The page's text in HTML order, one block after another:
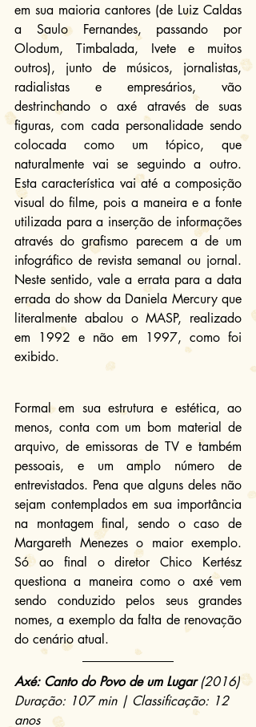
em sua maioria cantores (de Luiz Caldas
a Saulo Fernandes, passando por
Olodum, Timbalada, Ivete e muitos
outros), junto de músicos, jornalistas,
radialistas e empresários, vão
destrinchando o axé através de suas
figuras, com cada personalidade sendo
colocada como um tópico, que
naturalmente vai se seguindo a outro.
Esta característica vai até a composição
visual do filme, pois a maneira e a fonte
utilizada para a inserção de informações
através do grafismo parecem a de um
infográfico de revista semanal ou jornal.
Neste sentido, vale a errata para a data
errada do show da Daniela Mercury que
literalmente abalou o MASP, realizado
em 1992 e não em 1997, como foi
exibido.
Formal em sua estrutura e estética, ao
menos, conta com um bom material de
arquivo, de emissoras de TV e também
pessoais, e um amplo número de
entrevistados. Pena que alguns deles não
sejam contemplados em sua importância
na montagem final, sendo o caso de
Margareth Menezes o maior exemplo.
Só ao final o diretor Chico Kertész
questiona a maneira como o axé vem
sendo conduzido pelos seus grandes
nomes, a exemplo da falta de renovação
do cenário atual.
Axé: Canto do Povo de um Lugar (2016)
Duração: 107 min | Classificação: 12
anos